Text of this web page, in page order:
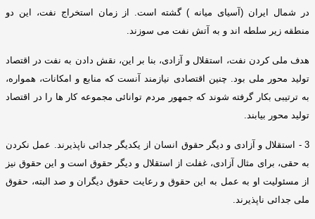
در شمال ایران (آسیای میانه )گشته است
از زمان استخراج نفت، این دو
منطقه زیر سلطه اند و به آتش نفت می سوزند
هدف ملی کردن نفت، استقلال و آزادی، بنا بر این، نقش دادن به نفت در اقتصاد
تولید محور ملی بود
چنین اقتصادی نیازمند آنست که منابع و امکانات، همواره،
به ترتیبی بکار گرفته شوند که جمهور مردم توانائی مجموعه کار ها را در اقتصاد
تولید محور بیابند
3 - استقلال و آزادی و دیگر حقوق انسان از یکدیگر جدائی ناپذیرند
عمل نکردن
به حقی، برای مثال آزادی، غفلت از استقلال و دیگر حقوق است و این حقوق نیز
از مسئولیت او به عمل به این حقوق و رعایت حقوق دیگران و صد البته، حقوق
ملی جدائی ناپذیرند